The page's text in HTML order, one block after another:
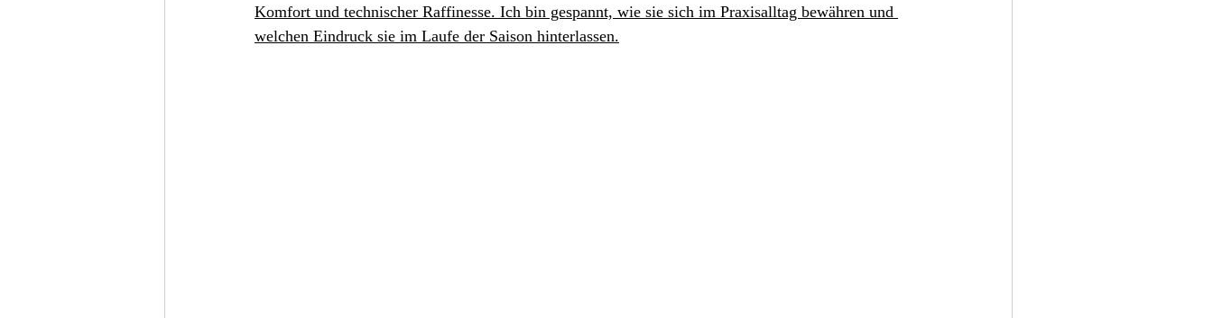
Komfort und technischer Raffinesse. Ich bin gespannt, wie sie sich im Praxisalltag bewähren und
welchen Eindruck sie im Laufe der Saison hinterlassen.